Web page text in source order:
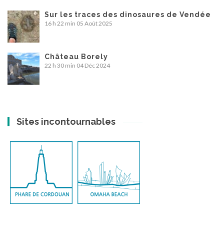
Sur les traces des dinosaures de Vendée
16 h 22 min 05 Août 2025
Château Borely
22 h 30 min 04 Déc 2024
Sites incontournables